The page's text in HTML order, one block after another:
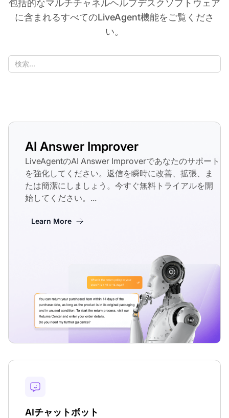
包括的なマルチチャネルヘルプデスクソフトウェア
に含まれるすべてのLiveAgent機能をご覧くださ
い。
AI Answer Improver
LiveAgentのAI Answer Improverであなたのサポート
を強化してください。返信を瞬時に改善、拡張、ま
たは簡潔にしましょう。今すぐ無料トライアルを開
始してください。...
Learn More
AIチャットボット